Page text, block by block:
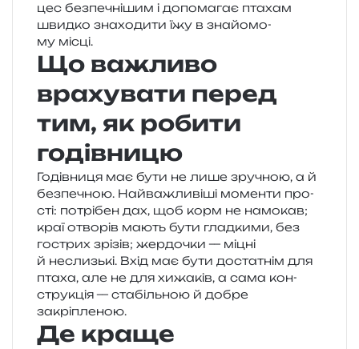
цес без­пе­чні­шим і допо­ма­гає пта­хам
швид­ко зна­хо­ди­ти їжу в зна­йо­мо­
му місці.
Що важливо
врахувати перед
тим, як робити
годівницю
Годівниця має бути не лише зру­чною, а й
без­пе­чною. Найважливіші момен­ти про­
сті: потрі­бен дах, щоб корм не намо­кав;
краї отво­рів мають бути глад­ки­ми, без
гострих зрі­зів; жер­до­чки — міцні
й неслизь­кі. Вхід має бути доста­тнім для
птаха, але не для хижа­ків, а сама кон­
стру­кція — ста­біль­ною й добре
закріпленою.
Де краще